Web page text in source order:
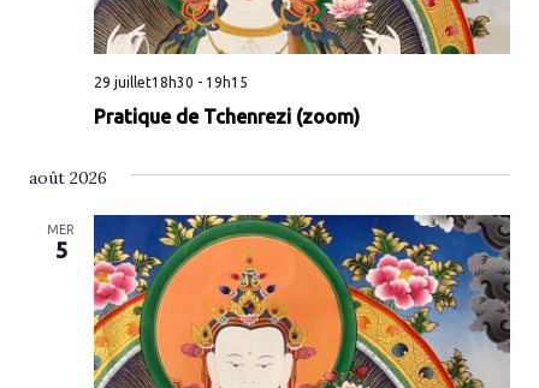
Pratique de Tchenrezi (zoom)
29 juillet18h30 - 19h15
août 2026
MER
5